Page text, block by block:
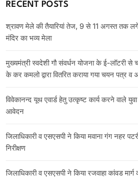
RECENT POSTS
श्रावण मेले की तैयारियां तेज, 9 से 11 अगस्त तक
मंदिर का भव्य मेला
मुख्यमंत्री स्वदेशी गौ संवर्धन योजना के ई-लॉटरी से
के कर कमलो द्वारा वितरित कराया गया चयन पत्र व
विवेकानन्द यूथ एवार्ड हेतु उत्कृष्ट कार्य करने वाले
आवेदन
जिलाधिकारी व एसएसपी ने किया मवाना गंग नहर
निरीक्षण
जिलाधिकारी व एसएसपी ने किया रजवाहा कांवड मार्ग